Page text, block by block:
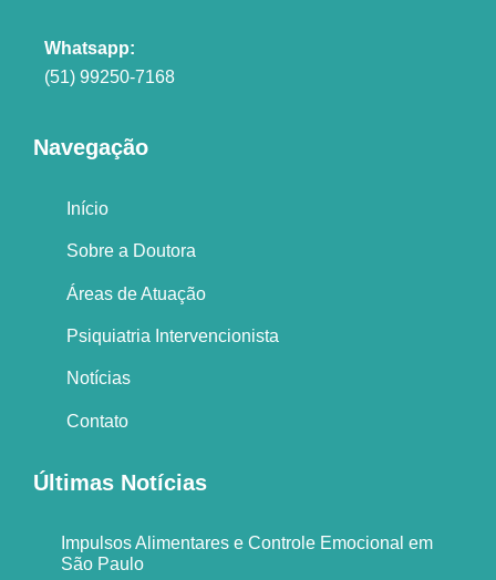
Whatsapp:
(51) 99250-7168
Navegação
Início
Sobre a Doutora
Áreas de Atuação
Psiquiatria Intervencionista
Notícias
Contato
Últimas Notícias
Impulsos Alimentares e Controle Emocional em
São Paulo